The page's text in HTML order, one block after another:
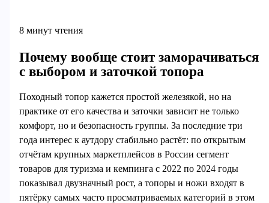
8 минут чтения
Почему вообще стоит заморачиваться
с выбором и заточкой топора
Походный топор кажется простой железякой, но на
практике от его качества и заточки зависит не только
комфорт, но и безопасность группы. За последние три
года интерес к аутдору стабильно растёт: по открытым
отчётам крупных маркетплейсов в России сегмент
товаров для туризма и кемпинга с 2022 по 2024 годы
показывал двузначный рост, а топоры и ножи входят в
пятёрку самых часто просматриваемых категорий в этом